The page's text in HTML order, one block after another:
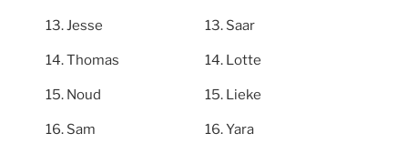
Jesse
Thomas
Noud
Sam
Saar
Lotte
Lieke
Yara